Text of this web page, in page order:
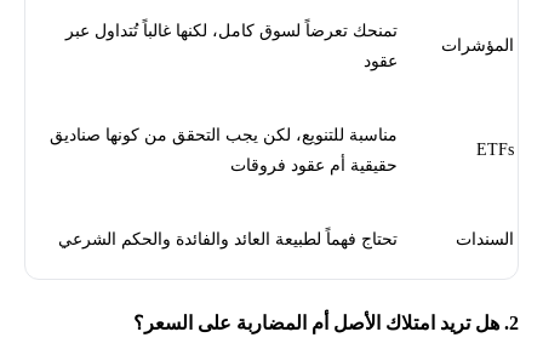
المؤشرات
تمنحك تعرضاً لسوق كامل، لكنها غالباً تُتداول عبر
عقود
ETFs
مناسبة للتنويع، لكن يجب التحقق من كونها صناديق
حقيقية أم عقود فروقات
السندات تحتاج فهماً لطبيعة العائد والفائدة والحكم الشرعي
2. هل تريد امتلاك الأصل أم المضاربة على السعر؟